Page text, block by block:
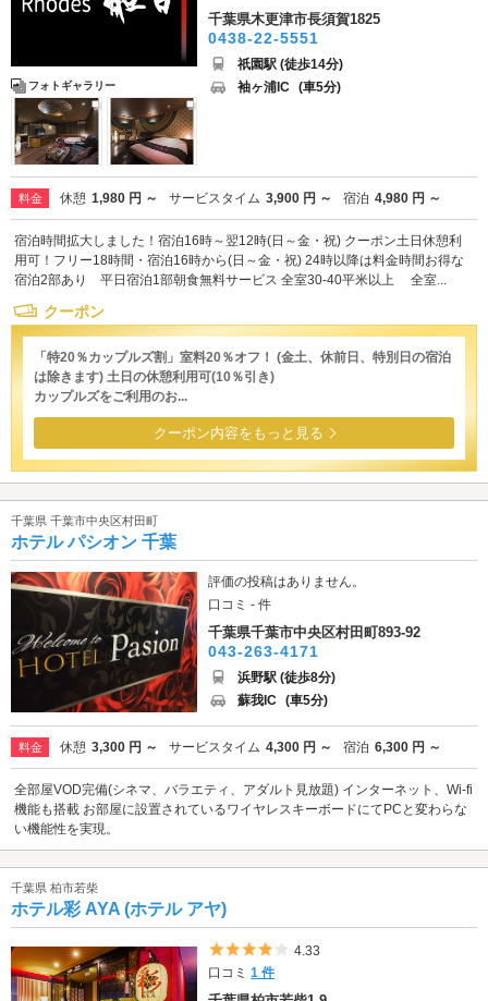
フォトギャラリー
千葉県木更津市長須賀1825
0438-22-5551
祇園駅 (徒歩14分)
袖ヶ浦IC (車5分)
料金 休憩 1,980 円 ～ サービスタイム 3,900 円 ～ 宿泊 4,980 円 ～
宿泊時間拡大しました！宿泊16時～翌12時(日～金・祝) クーポン土日休憩利
用可！フリー18時間・宿泊16時から(日～金・祝) 24時以降は料金時間お得な
宿泊2部あり 平日宿泊1部朝食無料サービス 全室30-40平米以上 全室...
クーポン
「特20％カップルズ割」室料20％オフ！ (金土、休前日、特別日の宿泊
は除きます) 土日の休憩利用可(10％引き)
カップルズをご利用のお...
クーポン内容をもっと見る
千葉県 千葉市中央区村田町
ホテル パシオン 千葉
評価の投稿はありません。
口コミ - 件
千葉県千葉市中央区村田町893-92
043-263-4171
浜野駅 (徒歩8分)
蘇我IC (車5分)
料金 休憩 3,300 円 ～ サービスタイム 4,300 円 ～ 宿泊 6,300 円 ～
全部屋VOD完備(シネマ、バラエティ、アダルト見放題) インターネット、Wi-fi
機能も搭載 お部屋に設置されているワイヤレスキーボードにてPCと変わらな
い機能性を実現。
千葉県 柏市若柴
ホテル彩 AYA (ホテル アヤ)
5つ星のうち4
4.33
口コミ1 件